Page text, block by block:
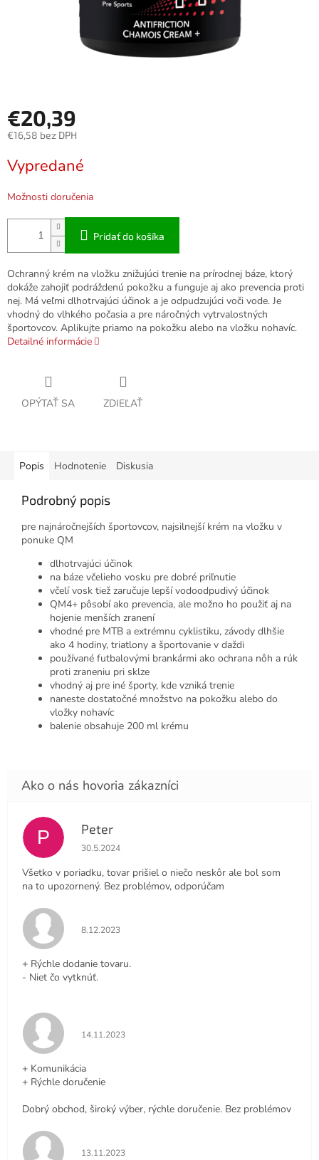
€20,39
€16,58 bez DPH
cena:
Vypredané
Možnosti doručenia
Pridať do košíka
Ochranný krém na vložku znižujúci trenie na prírodnej báze, ktorý
dokáže zahojiť podráždenú pokožku a funguje aj ako prevencia proti
nej. Má veľmi dlhotrvajúci účinok a je odpudzujúci voči vode. Je
vhodný do vlhkého počasia a pre náročných vytrvalostných
športovcov. Aplikujte priamo na pokožku alebo na vložku nohavíc.
Detailné informácie
OPÝTAŤ SA ZDIEĽAŤ
Popis Hodnotenie Diskusia
Podrobný popis
pre najnáročnejších športovcov, najsilnejší krém na vložku v
ponuke QM
dlhotrvajúci účinok
na báze včelieho vosku pre dobré priľnutie
včelí vosk tiež zaručuje lepší vodoodpudivý účinok
QM4+ pôsobí ako prevencia, ale možno ho použiť aj na
hojenie menších zranení
vhodné pre MTB a extrémnu cyklistiku, závody dlhšie
ako 4 hodiny, triatlony a športovanie v daždi
používané futbalovými brankármi ako ochrana nôh a rúk
proti zraneniu pri sklze
vhodný aj pre iné športy, kde vzniká trenie
naneste dostatočné množstvo na pokožku alebo do
vložky nohavíc
balenie obsahuje 200 ml krému
P Peter
Hodnotenie obchodu je 4 z 5 hviezdičiek.
30.5.2024
Všetko v poriadku, tovar prišiel o niečo neskôr ale bol som
na to upozornený. Bez problémov, odporúčam
Hodnotenie obchodu je 5 z 5 hviezdičiek.
8.12.2023
+ Rýchle dodanie tovaru.
- Niet čo vytknúť.
Hodnotenie obchodu je 5 z 5 hviezdičiek.
14.11.2023
+ Komunikácia
+ Rýchle doručenie
Dobrý obchod, široký výber, rýchle doručenie. Bez problémov
Hodnotenie obchodu je 5 z 5 hviezdičiek.
13.11.2023